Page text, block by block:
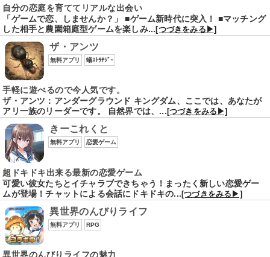
自分の恋庭を育ててリアルな出会い
「ゲームで恋、しませんか？」 ■ゲーム新時代に突入！ ■マッチング
した相手と農園箱庭型ゲームを楽しみ...[つづきをみる▶]
ザ・アンツ
無料アプリ 蟻ｽﾄﾗﾃｼﾞｰ
手軽に遊べるので今人気です。
ザ・アンツ：アンダーグラウンド キングダム、ここでは、あなたが
アリ一族のリーダーです。 自然界では、... [つづきをみる▶]
きーこれくと
無料アプリ 恋愛ゲーム
超ドキドキ出来る最新の恋愛ゲーム
可愛い彼女たちとイチャラブできちゃう！まったく新しい恋愛ゲー
ムが登場！チャットによる会話にドキドキの...[つづきをみる▶]
異世界のんびりライフ
無料アプリ RPG
異世界のんびりライフの魅力